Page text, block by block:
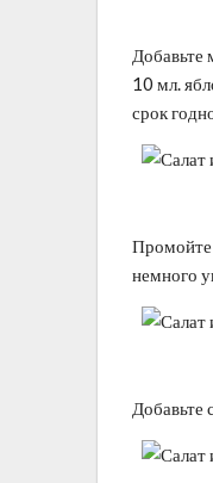
Добавьте
10 мл.
срок
Промойте
немного
Добавьте